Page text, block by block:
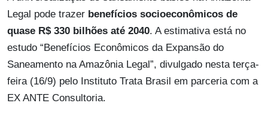
Legal pode trazer benefícios socioeconômicos de
quase R$ 330 bilhões até 2040. A estimativa está no
estudo “Benefícios Econômicos da Expansão do
Saneamento na Amazônia Legal”, divulgado nesta terça-
feira (16/9) pelo Instituto Trata Brasil em parceria com a
EX ANTE Consultoria.